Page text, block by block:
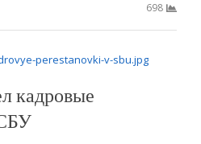
698
кадровые